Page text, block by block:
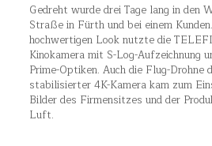
Gedreht wurde drei Tage lang in den
Straße in Fürth und bei einem
hochwertigen Look nutzte die
Kinokamera mit S-Log-Aufzeichnung
Prime-Optiken. Auch die Flug-Drohne
stabilisierter 4K-Kamera kam zum
Bilder des Firmensitzes und der
Luft.